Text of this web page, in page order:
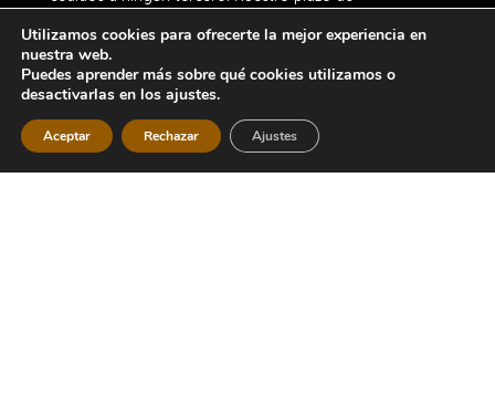
conservación, si usted no es hermano, es de 1 año.
Puede ejercitar sus derechos de acceso, rectificación,
oposición, supresión, portabilidad o limitación y a no ser
objeto de decisiones automatizadas, en nuestro correo
Utilizamos cookies para ofrecerte la mejor experiencia en
nuestra web.
Puedes aprender más sobre qué cookies utilizamos o
desactivarlas en los ajustes.
Aceptar Rechazar Ajustes